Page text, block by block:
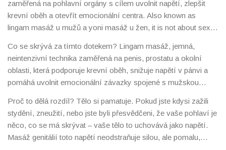
zaměřená na pohlavní orgány s cílem uvolnit napětí, zlepšit
krevní oběh a otevřít emocionální centra. Also known as
lingam masáž u mužů ayoni masáž u žen, it is not about sex
safe, mindful way.Mnoho lidí si myslí, že jde o sexuální
službu, ale ve skutečnosti se jedná o terapeutický proces, který
pomáhá uvolnit dlouhodobé bloky, které vznikly z pohlavního
škodlivého vzdělávání, stydění nebo traumatu.
Co se skrývá za tímto dotekem? Lingam masáž, jemná,
neintenzivní technika zaměřená na penis, prostatu a okolní
oblasti, která podporuje krevní oběh, snižuje napětí v pánvi a
pomáhá uvolnit emocionální závazky spojené s mužskou
nejde o orgasmus, ale o přijetí těla, uvolnění strachu a obnovu
vztahu k vlastnímu pohlaví Obě techniky se často používají v
rámci tantrické masáže,
spirituálního přístupu, který spojuje
dotek, dýchání a vědomost k uvolnění energetických bloků.
Proč to dělá rozdíl? Tělo si pamatuje. Pokud jste kdysi zažili
stydění, zneužití, nebo jste byli přesvědčeni, že vaše pohlaví je
něco, co se má skrývat – vaše tělo to uchovává jako napětí.
Masáž genitálií toto napětí neodstraňuje silou, ale pomalu,